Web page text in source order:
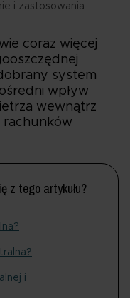
i zastosowania
coraz więcej
system
wpływ
wewnątrz
rachunków
z tego artykułu?
i